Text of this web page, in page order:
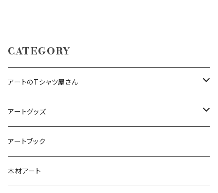
CATEGORY
アートのTシャツ屋さん
ビッグシルエットロングスリーブ Tシャツ
犬アート（BostonterrierArt）
Tシャツ
フラワーアート（オトナ）
アートグッズ
アートキーホルダー
アートへアゴム
アートブック
木材アート